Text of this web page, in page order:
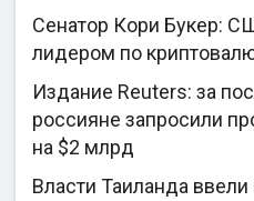
Сенатор Кори Букер:
лидером по
Издание Reuters: за
россияне запросили
на $2 млрд
Власти Таиланда